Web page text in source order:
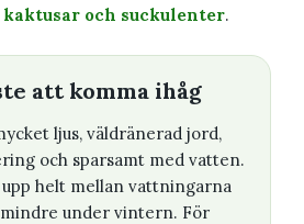
kaktusar och suckulenter.
att komma ihåg
ljus, väldränerad jord,
och sparsamt med vatten.
helt mellan vattningarna
under vintern. För